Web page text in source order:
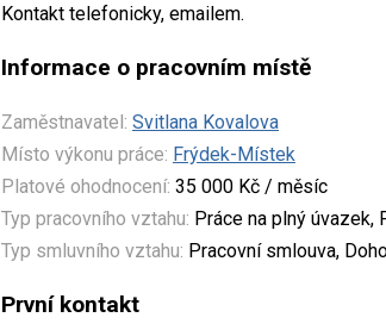
Kontakt telefonicky, emailem.
Informace o pracovním místě
Zaměstnavatel: Svitlana Kovalova
Místo výkonu práce: Frýdek-Místek
Platové ohodnocení: 35 000 Kč / měsíc
Typ pracovního vztahu: Práce na plný úvazek,
Typ smluvního vztahu: Pracovní smlouva,
První kontakt